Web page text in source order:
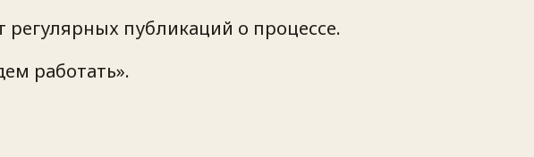
регулярных публикаций о процессе.
работать».